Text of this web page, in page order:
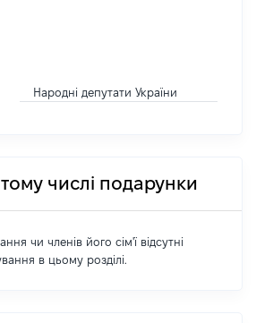
Народні депутати України
числі подарунки
чи членів його сім'ї відсутні
в цьому розділі.